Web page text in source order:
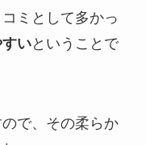
ミとして多かっ
いということで
で、その柔らか